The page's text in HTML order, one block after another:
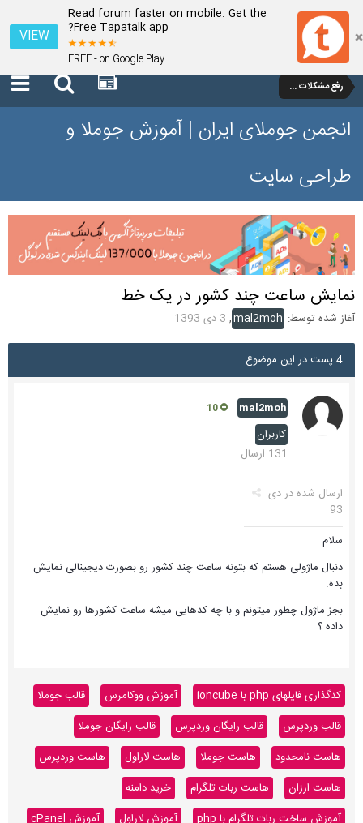
Read forum faster on mobile. Get the
Free Tapatalk app?
FREE - on Google Play
VIEW
رفع مشکلات و سوالات عمومی جوملا 1.7 و 2.5
انجمن جوملای ایران | آموزش جوملا و
طراحی سایت
نمایش ساعت چند کشور در یک خط
آغاز شده توسط: mal2moh
, 3 دی 1393
4 پست در این موضوع
mal2moh
کاربران
131 ارسال
ارسال شده دردی
93
سلام
دنبال ماژولی هستم که بتونه ساعت چند کشور رو بصورت دیجینالی نمایش
بده.
بجز ماژول چطور میتونم و با چه کدهایی میشه ساعت کشورها رو نمایش
داده ؟
کدگذاری فایلهای php با ioncube آموزش ووکامرس
قالب جوملا
قالب وردپرس
قالب رایگان وردپرس
قالب رایگان جوملا
هاست نامحدود
هاست جوملا هاست لاراول
هاست وردپرس
هاست ارزان
هاست ربات تلگرام
خرید دامنه
آموزش ساخت ربات تلگرام با php
آموزش لاراول
آموزش cPanel